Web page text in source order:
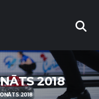
2018
2018